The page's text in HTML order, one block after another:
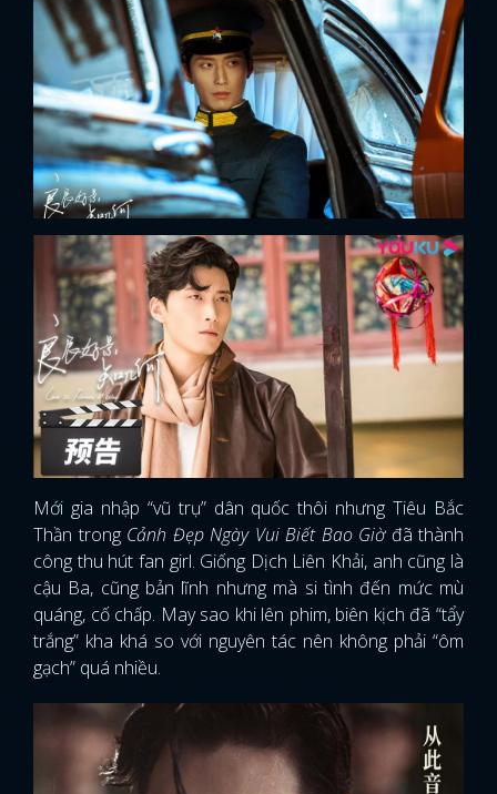
Mới gia nhập “vũ trụ” dân quốc thôi nhưng Tiêu Bắc
Thần trongCảnh Đẹp Ngày Vui Biết Bao Giờđã thành
công thu hút fan girl. Giống Dịch Liên Khải, anh cũng là
cậu Ba, cũng bản lĩnh nhưng mà si tình đến mức mù
quáng, cố chấp. May sao khi lên phim, biên kịch đã “tẩy
trắng” kha khá so với nguyên tác nên không phải “ôm
gạch” quá nhiều.